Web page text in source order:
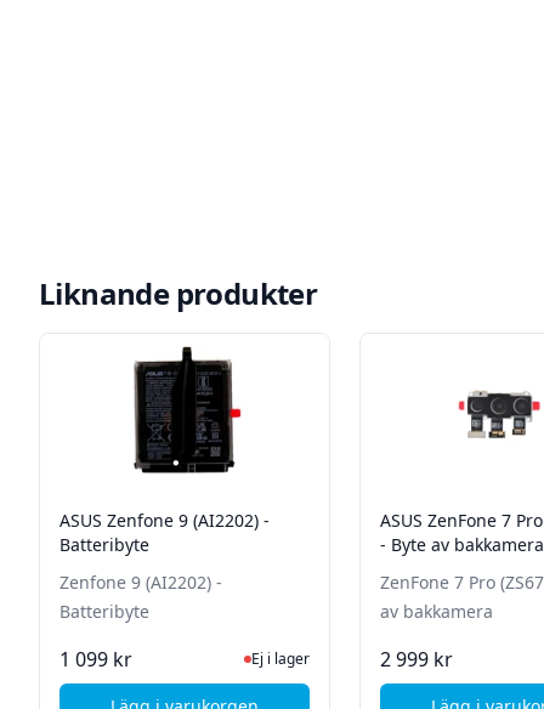
Liknande produkter
ASUS Zenfone 9 (AI2202) -
Batteribyte
Zenfone 9 (AI2202) -
Batteribyte
1 099 kr Ej i lager, besök produktsidan för
Ej i lager
ASUS ZenFone 7
- Byte av bakkamera
ZenFone 7 Pro
av bakkamera
2 999 kr Ej